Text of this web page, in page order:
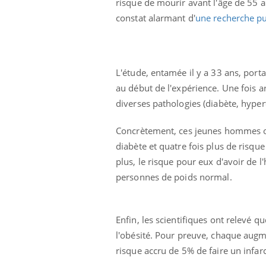
constat alarmant d'une recherche
L'étude, entamée il y a 33 ans,
au début de l'expérience. Une fois a
diverses pathologies (diabète,
Concrètement, ces jeunes
diabète et quatre fois plus de
plus, le risque pour eux d'avoir de
personnes de poids normal.
Enfin, les scientifiques ont relevé
l'obésité. Pour preuve, chaque
risque accru de 5% de faire un
Eczéma Chronique des Mains :
Il y a des sujets qui sont faciles à aborder...
d'autres non ! D'un côté, poser des
questions sur la maladie d'un proche c'est